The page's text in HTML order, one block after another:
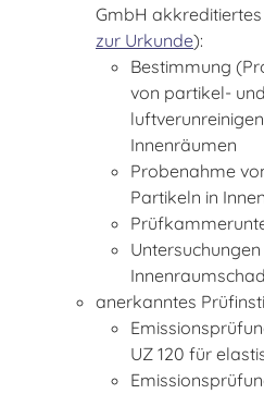
GmbH
zur Urkunde):
Bestimmung
von partikel-
Innenräumen
Probenahme
Partikeln in
anerkanntes
UZ 120 für